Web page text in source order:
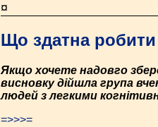
¤
Що здатна
Якщо хочете надовго
висновку дійшла група
людей з легкими
=>>>=